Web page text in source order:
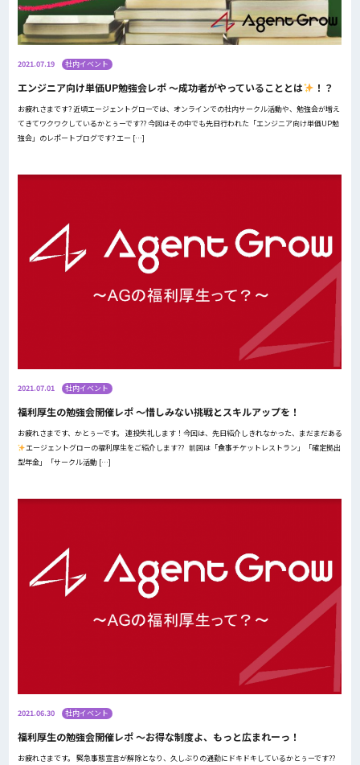
2021.07.19 社内イベント
エンジニア向け単価UP勉強会レポ ～成功者がやっていることとは ！？
お疲れさまです? 近頃エージェントグローでは、オンラインでの社内サークル活動や、勉強会が増え
てきてワクワクしているかとぅーです?? 今回はその中でも先日行われた「エンジニア向け単価UP勉
強会」のレポートブログです? エー […]
2021.07.01 社内イベント
福利厚生の勉強会開催レポ ～惜しみない挑戦とスキルアップを！
お疲れさまです、かとぅーです。 連投失礼します！今回は、先日紹介しきれなかった、まだまだある
エージェントグローの福利厚生をご紹介します?? 前回は「食事チケットレストラン」「確定拠出
型年金」「サークル活動 […]
2021.06.30 社内イベント
福利厚生の勉強会開催レポ ～お得な制度よ、もっと広まれーっ！
お疲れさまです。 緊急事態宣言が解除となり、久しぶりの通勤にドキドキしているかとぅーです??